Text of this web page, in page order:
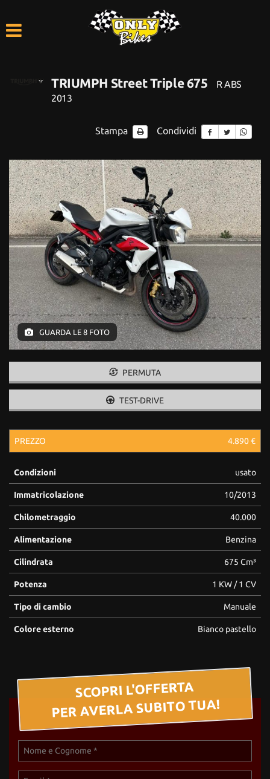
ACQUISTIAMO USATO
CONTATTI
TRIUMPH Street Triple 675
R ABS
2013
Stampa Condividi
GUARDA LE 8 FOTO
PERMUTA
TEST-DRIVE
PREZZO 4.890 €
Condizioni usato
Immatricolazione 10/2013
Chilometraggio 40.000
Alimentazione Benzina
Cilindrata 675 Cm³
Potenza 1 KW / 1 CV
Tipo di cambio Manuale
Colore esterno Bianco pastello
SCOPRI L'OFFERTA
PER AVERLA SUBITO TUA!